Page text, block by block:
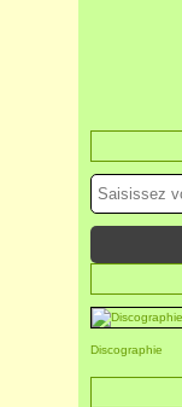
Discographie